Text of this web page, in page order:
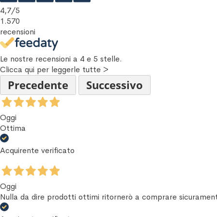
4,7/5
1.570
recensioni
Le nostre recensioni a 4 e 5 stelle.
Clicca qui per leggerle tutte >
Precedente Successivo
Oggi
Ottima
Acquirente verificato
Oggi
Nulla da dire prodotti ottimi ritornerò a comprare